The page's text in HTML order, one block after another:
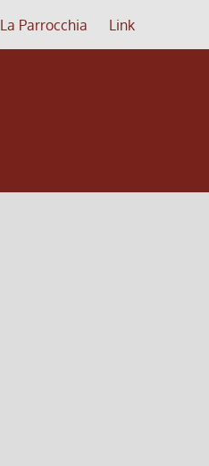
La Parrocchia Link